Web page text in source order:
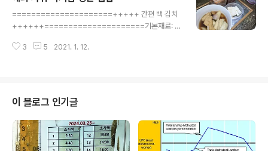
y Task Force of Kean University (New Jersrey),
WKU Education Development Fou..
=====================+++++ 간편 백 김치
++++++=====================기본재료: 배
2, 파, 액젓육수재료: 사과, 양파, 간마늘, 생강, 마늘, 풀: 전
젓 1스푼 넣고 잘 섞어두고, 절인 배추에 속재료 넣어주기
3. 전분가루 1스푼에, 물 4컵, 다시다 1스푼 넣고 풀쑤어 식
혀둠. 4. 사과, 양파, (배즙), 마늘, 액젓 새우젓, 찹쌀풀 넣고
믹서기에 갈아주고, 면포에 담고, 4리터의 물 넣어가면서
면포 ..
3 5 2021. 1. 12.
이 블로그 인기글